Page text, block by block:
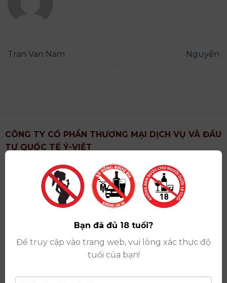
Tran Van Nam Nguyên
CÔNG TY CỔ PHẦN THƯƠNG MẠI DỊCH VỤ VÀ ĐẦU
TƯ QUỐC TẾ Ý-VIỆT
: Khu 6, Xã Hoài Đức, Thành Phố Hà Nội
Showroom: Số 09 Phố Liễu Giai, Phường Ngọc Hà,
Thành Phố Hà Nội
Giấy ĐKKD số: 0102751615 do Sở Tài Chính Thành
Phố Hà Nội cấp lần đầu ngày 07/05/2008,đăng ký
thay đổi lần thứ 17 ngày 06/08/2025
Giấy phép Phân Phối Rượu số : 529/GP-BCT do Bộ
Công Thương cấp ngày 14/11/2022
Ngân hàng:Ngân hàng TMCP Đầu tư và phát triển
Bạn đã đủ 18 tuổi?
Để truy cập vào trang web, vui lòng xác thực độ
tuổi của bạn!